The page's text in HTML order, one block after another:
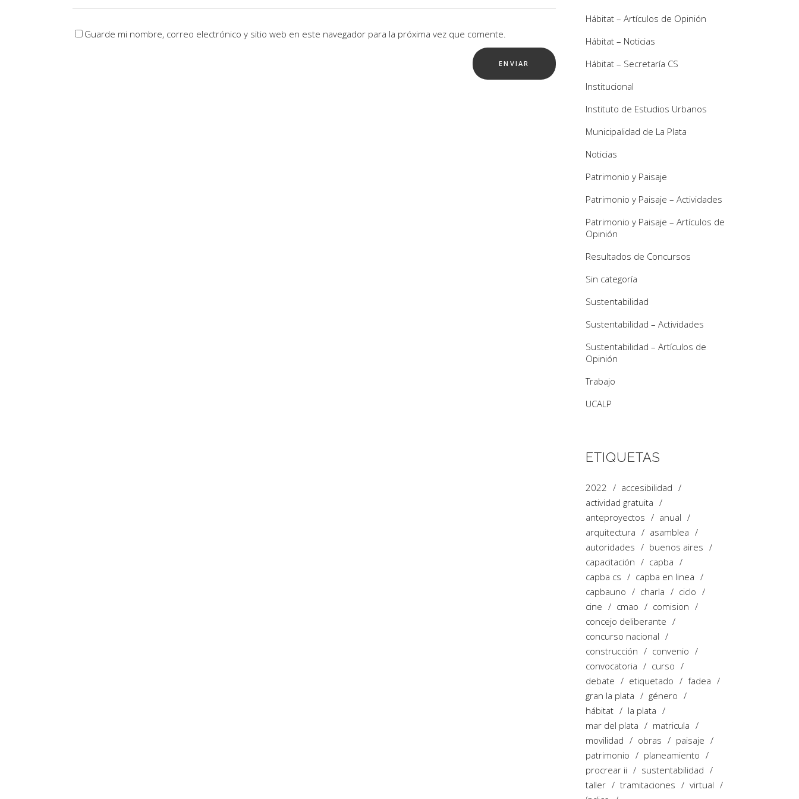
Guarde mi nombre, correo electrónico y sitio web en este navegador para la próxima vez que comente.
Hábitat – Artículos de Opinión
Hábitat – Noticias
Hábitat – Secretaría CS
Institucional
Instituto de Estudios Urbanos
Municipalidad de La Plata
Noticias
Patrimonio y Paisaje
Patrimonio y Paisaje – Actividades
Patrimonio y Paisaje – Artículos de
Opinión
Resultados de Concursos
Sin categoría
Sustentabilidad
Sustentabilidad – Actividades
Sustentabilidad – Artículos de
Opinión
Trabajo
UCALP
ETIQUETAS
2022
accesibilidad
actividad gratuita
anteproyectos
anual
arquitectura
asamblea
autoridades
buenos aires
capacitación
capba
capba cs
capba en linea
capbauno
charla
ciclo
cine
cmao
comision
concejo deliberante
concurso nacional
construcción
convenio
convocatoria
curso
debate
etiquetado
fadea
gran la plata
género
hábitat
la plata
mar del plata
matricula
movilidad
obras
paisaje
patrimonio
planeamiento
procrear ii
sustentabilidad
taller
tramitaciones
virtual